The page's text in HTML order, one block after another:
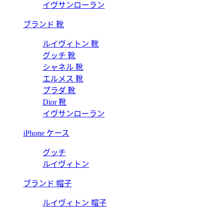
イヴサンローラン
ブランド 靴
ルイヴィトン 靴
グッチ 靴
シャネル 靴
エルメス 靴
プラダ 靴
Dior 靴
イヴサンローラン
iPhone ケース
グッチ
ルイヴィトン
ブランド 帽子
ルイヴィトン 帽子